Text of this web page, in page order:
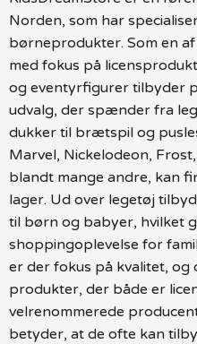
Norden, som har
børneprodukter. Som en
med fokus på
og eventyrfigurer tilbyder
udvalg, der spænder fra
dukker til brætspil og
Marvel, Nickelodeon,
blandt mange andre, kan
lager. Ud over legetøj
til børn og babyer, hvilket
shoppingoplevelse for
er der fokus på kvalitet,
produkter, der både er
velrenommerede
betyder, at de ofte kan